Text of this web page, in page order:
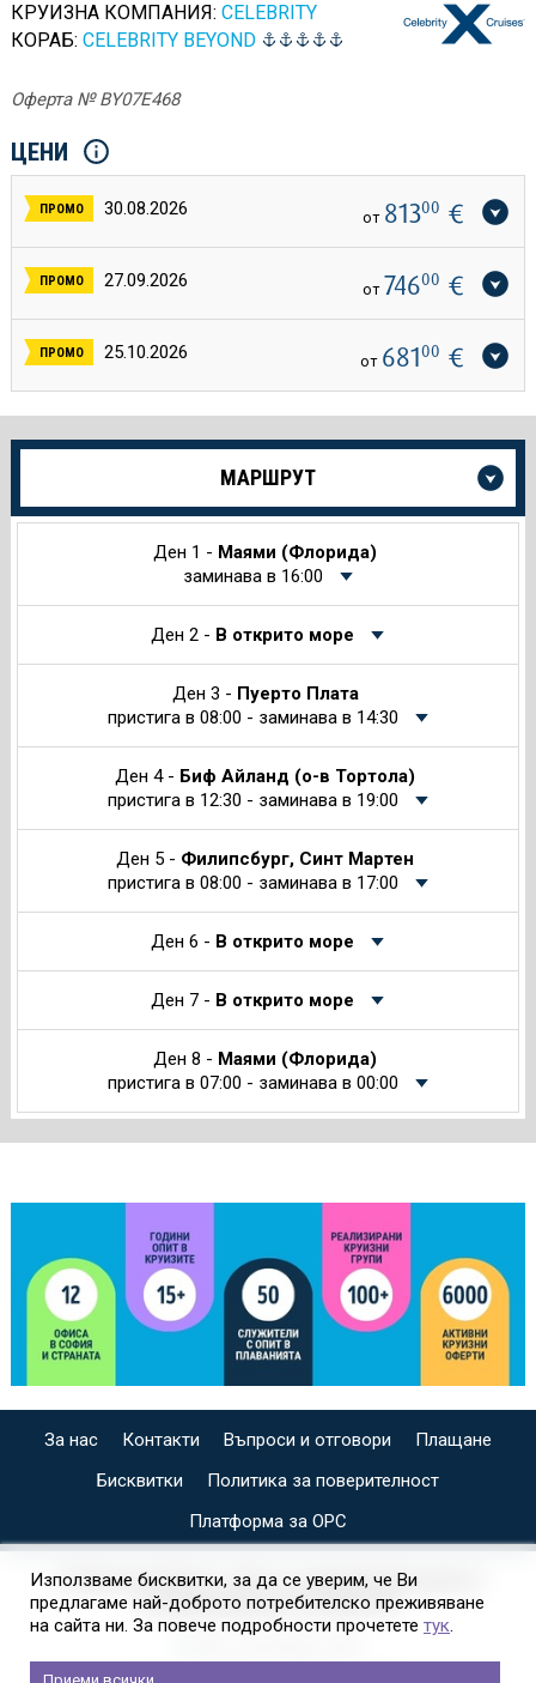
КРУИЗНА КОМПАНИЯ: CELEBRITY
КОРАБ: CELEBRITY BEYOND
Оферта № BY07E468
ЦЕНИ
ПРОМО 30.08.2026 от 81300 €
ПРОМО 27.09.2026 от 74600 €
ПРОМО 25.10.2026 от 68100 €
Още
за
МАРШРУТ
Ден 1 - Маями (Флорида)
заминава в 16:00
Ден 2 - В открито море
Ден 3 - Пуерто Плата
пристига в 08:00 - заминава в 14:30
Ден 4 - Биф Айланд (о-в Тортола)
пристига в 12:30 - заминава в 19:00
Ден 5 - Филипсбург, Синт Мартен
пристига в 08:00 - заминава в 17:00
Ден 6 - В открито море
Ден 7 - В открито море
Ден 8 - Маями (Флорида)
пристига в 07:00 - заминава в 00:00
За нас Контакти Въпроси и отговори
Плащане
Бисквитки
Политика за поверителност
Платформа за ОРС
СПЕЦИАЛИЗИРАН САЙТ ЗА ИНДИВИДУАЛНИ И
ОРГАНИЗИРАНИ КРУИЗИ НА
Използваме бисквитки, за да се уверим, че Ви
предлагаме най-доброто потребителско преживяване
на сайта ни. За повече подробности прочетете тук.